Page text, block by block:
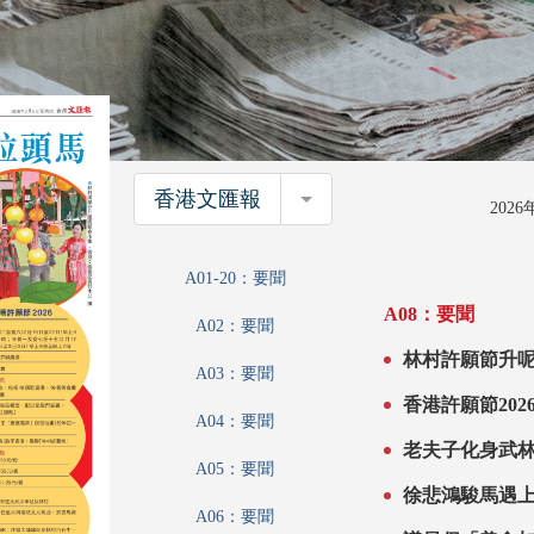
香港文匯報 香港文匯報
A01-20：要聞
A02：要聞
A03：要聞
A04：要聞
A05：要聞
A06：要聞
A08：要聞
林村許願節升呢 發光樹拉頭
香港許願節